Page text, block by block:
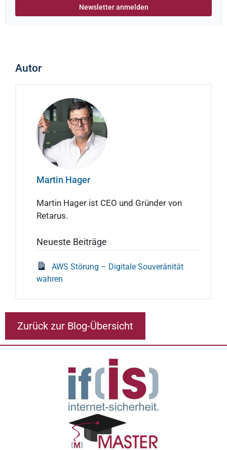
Autor
Martin Hager
Martin Hager ist CEO und Gründer von
Retarus.
Neueste Beiträge
AWS Störung – Digitale Souveränität
wahren
Zurück zur Blog-Übersicht